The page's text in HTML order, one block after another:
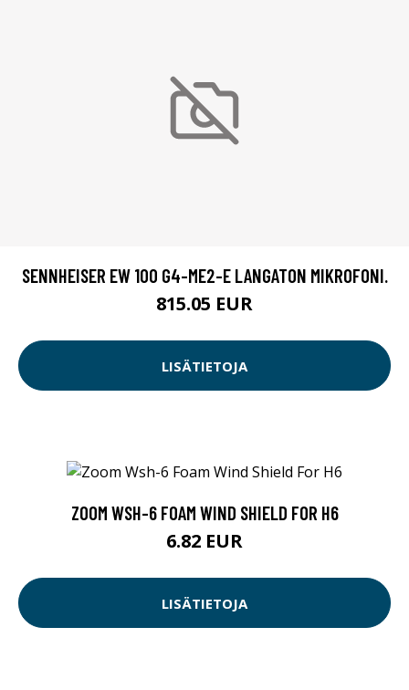
SENNHEISER EW 100 G4-ME2-E LANGATON MIKROFONI.
815.05 EUR
LISÄTIETOJA
ZOOM WSH-6 FOAM WIND SHIELD FOR H6
6.82 EUR
LISÄTIETOJA